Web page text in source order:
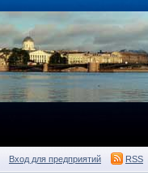
Вход для предприятий RSS